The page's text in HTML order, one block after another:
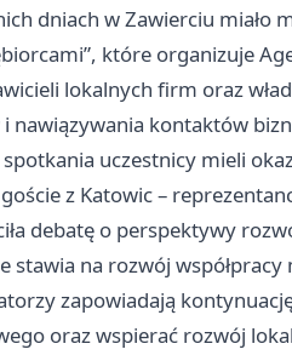
dniach w Zawierciu miało
które organizuje
lokalnych firm oraz
nawiązywania kontaktów
spotkania uczestnicy mieli
z Katowic –
debatę o perspektywy
stawia na rozwój
zapowiadają
oraz wspierać rozwój